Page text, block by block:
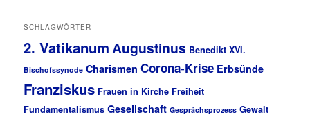
SCHLAGWÖRTER
2. VatikanumAugustinus Benedikt XVI.
Bischofssynode Charismen Corona-Krise Erbsünde
Franziskus Frauen in Kirche Freiheit
Fundamentalismus Gesellschaft Gesprächsprozess Gewalt